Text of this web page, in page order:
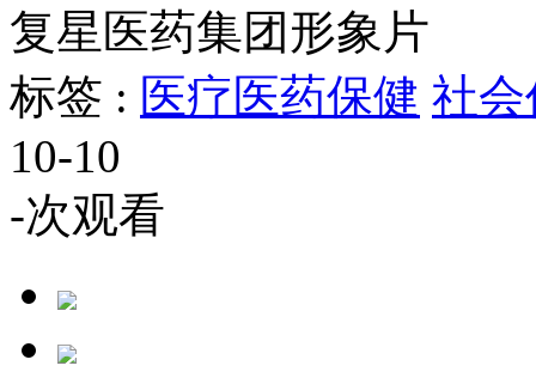
复星医药集团形象片
标签 : 医疗医药保健 社
10-10
-次观看